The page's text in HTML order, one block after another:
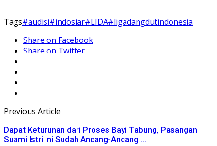
Tags#audisi#indosiar#LIDA#ligadangdutindonesia
Share on Facebook
Share on Twitter
Previous Article
Dapat Keturunan dari Proses Bayi Tabung, Pasangan
Suami Istri Ini Sudah Ancang-Ancang ...